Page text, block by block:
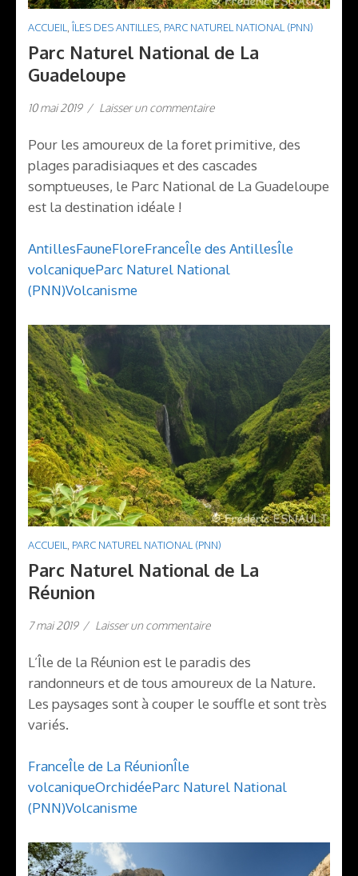
ACCUEIL ÎLES DES ANTILLES PARC NATUREL NATIONAL (PNN)
Parc Naturel National de La
Guadeloupe
10 mai 2019 / Laisser un commentaire
Pour les amoureux de la foret primitive, des
plages paradisiaques et des cascades
somptueuses, le Parc National de La Guadeloupe
est la destination idéale !
AntillesFauneFloreFranceÎle des AntillesÎle
volcaniqueParc Naturel National
(PNN)Volcanisme
ACCUEIL PARC NATUREL NATIONAL (PNN)
Parc Naturel National de La
Réunion
7 mai 2019 / Laisser un commentaire
L’Île de la Réunion est le paradis des
randonneurs et de tous amoureux de la Nature.
Les paysages sont à couper le souffle et sont très
variés.
FranceÎle de La RéunionÎle
volcaniqueOrchidéeParc Naturel National
(PNN)Volcanisme